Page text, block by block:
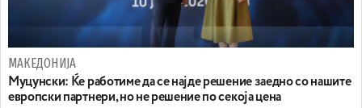
МАКЕДОНИЈА
Муцунски: Ќе работиме да се најде решение заедно со нашите
европски партнери, но не решение по секоја цена